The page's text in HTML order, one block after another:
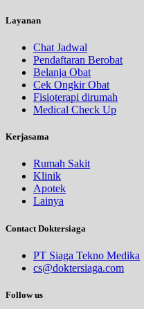
Layanan
Chat Jadwal
Pendaftaran Berobat
Belanja Obat
Cek Ongkir Obat
Fisioterapi dirumah
Medical Check Up
Kerjasama
Rumah Sakit
Klinik
Apotek
Lainya
Contact Doktersiaga
PT Siaga Tekno Medika
cs@doktersiaga.com
Follow us